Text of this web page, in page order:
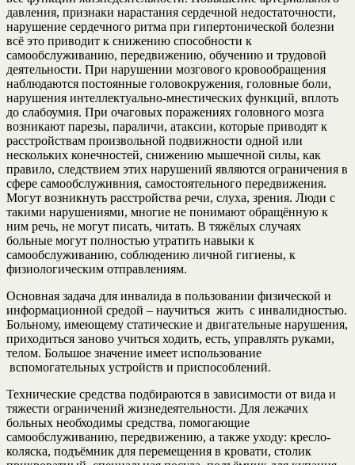
давления, признаки нарастания сердечной недостаточности,
нарушение сердечного ритма при гипертонической болезни
всё это приводит к снижению способности к
самообслуживанию, передвижению, обучению и трудовой
деятельности. При нарушении мозгового кровообращения
наблюдаются постоянные головокружения, головные боли,
нарушения интеллектуально-мнестических функций, вплоть
до слабоумия. При очаговых поражениях головного мозга
возникают парезы, параличи, атаксии, которые приводят к
расстройствам произвольной подвижности одной или
нескольких конечностей, снижению мышечной силы, как
правило, следствием этих нарушений являются ограничения в
сфере самообслуживния, самостоятельного передвижения.
Могут возникнуть расстройства речи, слуха, зрения. Люди с
такими нарушениями, многие не понимают обращённую к
ним речь, не могут писать, читать. В тяжёлых случаях
больные могут полностью утратить навыки к
самообслуживанию, соблюдению личной гигиены, к
физиологическим отправлениям.
Основная задача для инвалида в пользовании физической и
информационной средой – научиться жить с инвалидностью.
Больному, имеющему статические и двигательные нарушения,
приходиться заново учиться ходить, есть, управлять руками,
телом. Большое значение имеет использование
вспомогательных устройств и приспособлений.
Технические средства подбираются в зависимости от вида и
тяжести ограничений жизнедеятельности. Для лежачих
больных необходимы средства, помогающие
самообслуживанию, передвижению, а также уходу: кресло-
коляска, подъёмник для перемещения в кровати, столик